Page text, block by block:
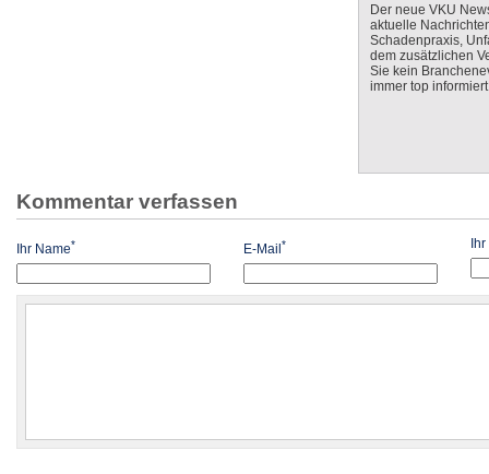
Der neue VKU
aktuelle
Schadenpraxis,
dem zusätzlichen
Sie kein
immer top
Kommentar verfassen
Ihr Name* E-Mail* Ihr